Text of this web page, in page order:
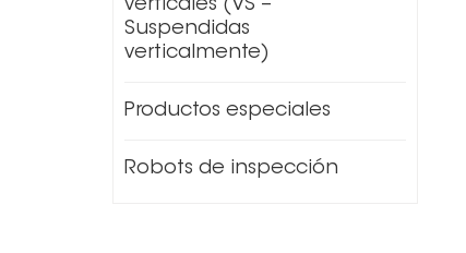
verticales (VS –
Suspendidas
verticalmente)
Productos especiales
Robots de inspección